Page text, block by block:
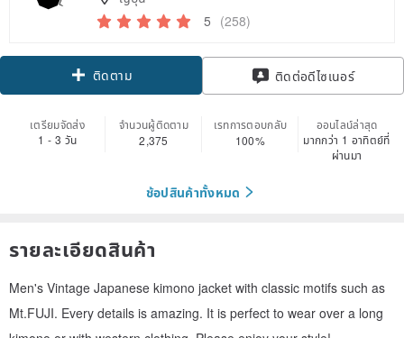
5 (258)
ติดตาม ติดต่อดีไซเนอร์
เตรียมจัดส่ง
1 - 3 วัน
จำนวนผู้ติดตาม
2,375
เรทการตอบกลับ
100%
ออนไลน์ล่าสุด
มากกว่า 1 อาทิตย์ที่
ผ่านมา
ช้อปสินค้าทั้งหมด
รายละเอียดสินค้า
Men's Vintage Japanese kimono jacket with classic motifs such as
Mt.FUJI. Every details is amazing. It is perfect to wear over a long